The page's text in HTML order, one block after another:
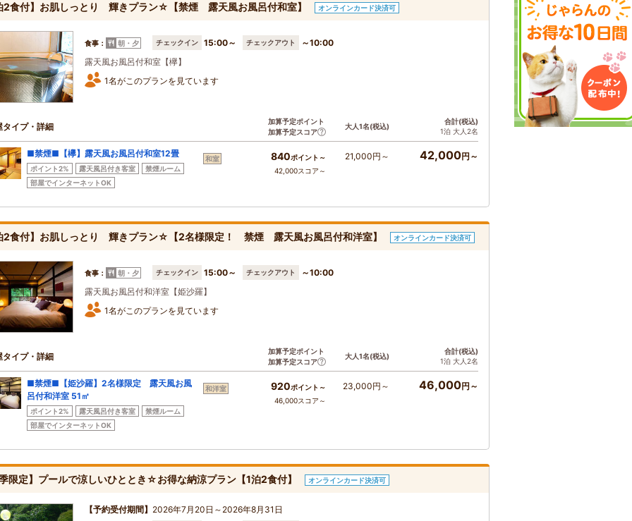
2食付】お肌しっとり 輝きプラン☆【禁煙 露天風お風呂付和室】 オンラインカード決済可
食事： 朝・夕 チェックイン 15:00～ チェックアウト
～10:00
露天風お風呂付和室【欅】
1名がこのプランを見ています
タイプ・詳細
加算予定ポイント
加算予定スコア
大人1名(税込)
合計(税込)
1泊 大人2名
■禁煙■【欅】露天風お風呂付和室12畳
ポイント2% 露天風呂付き客室
禁煙ルーム
部屋でインターネットOK
和室 840ポイント～
42,000スコア～
21,000円～ 42,000円～
2食付】お肌しっとり 輝きプラン☆【2名様限定！ 禁煙 露天風お風呂付和洋室】 オンラインカード決済可
食事： 朝・夕 チェックイン 15:00～ チェックアウト
～10:00
露天風お風呂付和洋室【姫沙羅】
1名がこのプランを見ています
タイプ・詳細
加算予定ポイント
加算予定スコア
大人1名(税込)
合計(税込)
1泊 大人2名
■禁煙■【姫沙羅】2名様限定 露天風お風
呂付和洋室 51㎡
ポイント2% 露天風呂付き客室
禁煙ルーム
部屋でインターネットOK
和洋室 920ポイント～
46,000スコア～
23,000円～ 46,000円～
限定】プールで涼しいひととき☆お得な納涼プラン【1泊2食付】 オンラインカード決済可
【予約受付期間】 2026年7月20日～2026年8月31日